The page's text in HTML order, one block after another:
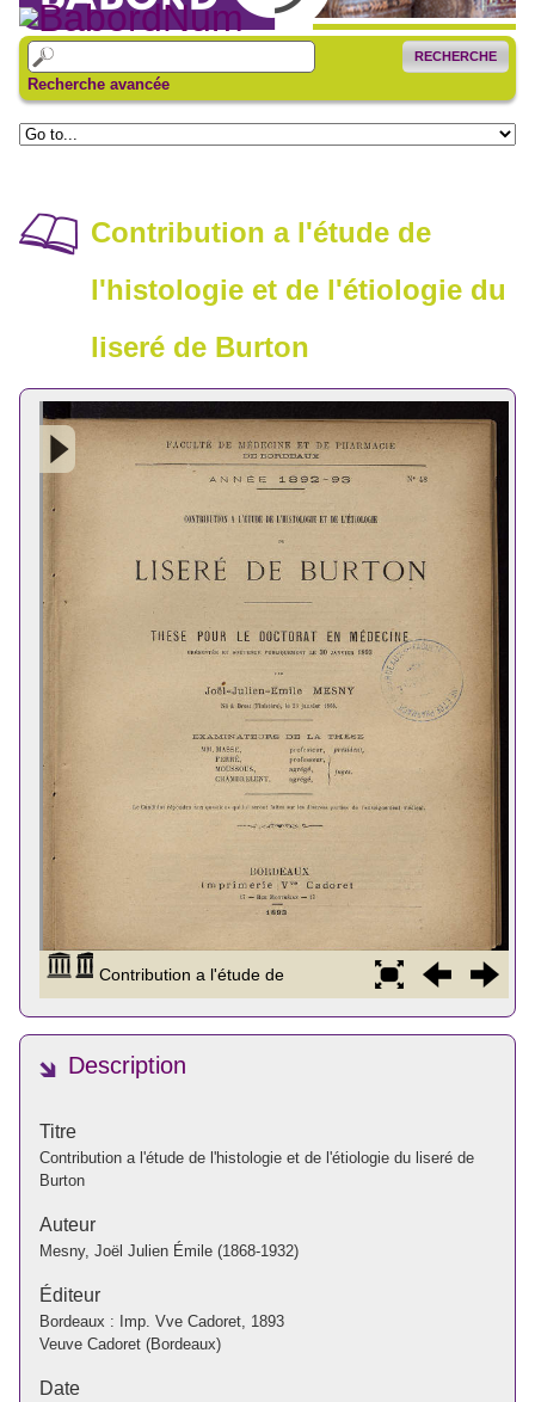
RECHERCHE
Recherche avancée
Contribution a l'étude de
l'histologie et de l'étiologie du
liseré de Burton
Description
Titre
Contribution a l'étude de l'histologie et de l'étiologie du liseré de
Burton
Auteur
Mesny, Joël Julien Émile (1868-1932)
Éditeur
Bordeaux : Imp. Vve Cadoret, 1893
Veuve Cadoret (Bordeaux)
Date